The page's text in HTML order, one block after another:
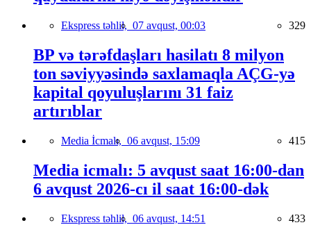
Ekspress təhlil, 07 avqust, 00:03 329
BP və tərəfdaşları hasilatı 8 milyon
ton səviyyəsində saxlamaqla AÇG-yə
kapital qoyuluşlarını 31 faiz
artırıblar
Media İcmalı, 06 avqust, 15:09 415
Media icmalı: 5 avqust saat 16:00-dan
6 avqust 2026-cı il saat 16:00-dək
Ekspress təhlil, 06 avqust, 14:51 433